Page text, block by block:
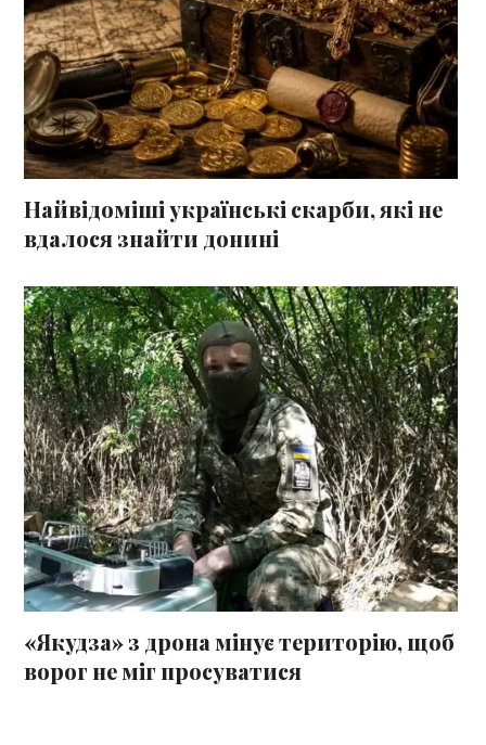
Найвідоміші українські скарби, які не
вдалося знайти донині
«Якудза» з дрона мінує територію, щоб
ворог не міг просуватися